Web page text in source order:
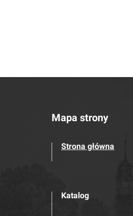
Mapa strony
Strona główna
Katalog